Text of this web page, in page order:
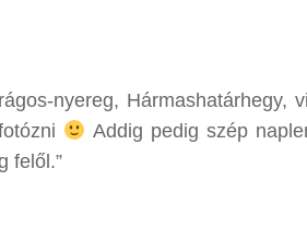
nyereg, Hármashatárhegy,
Addig pedig szép
felől.”